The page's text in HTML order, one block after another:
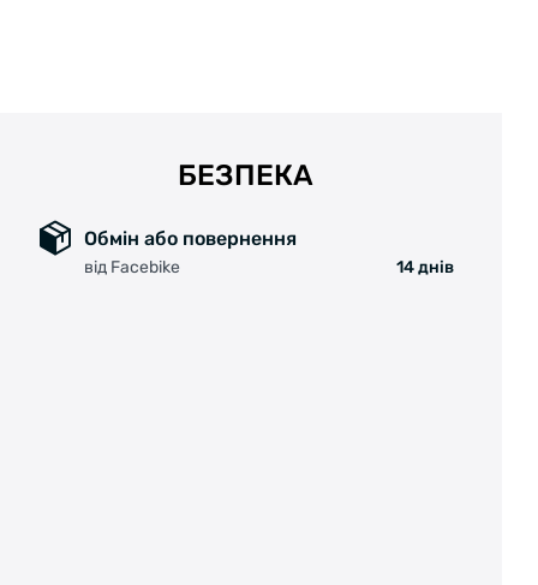
• Максимальна тепература рідини 70°C (F.D.A.
cert)
• Перед першим використанням сполосніть
БЕЗПЕКА
Обмін або повернення
від Facebike 14 днів